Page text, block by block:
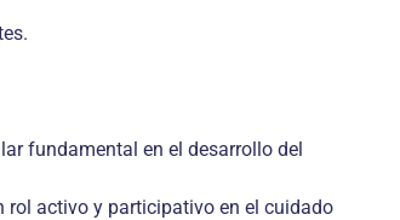
fundamental en el desa­rrollo del
rol activo y participativo en el cuidado